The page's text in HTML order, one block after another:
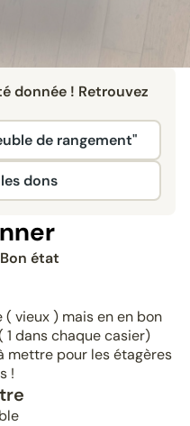
donnée ! Retrouvez
de rangement"
dons
Bon état
vieux ) mais en en bon
dans chaque casier)
mettre pour les étagères
!